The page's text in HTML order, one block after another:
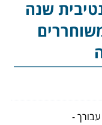
שנה
-